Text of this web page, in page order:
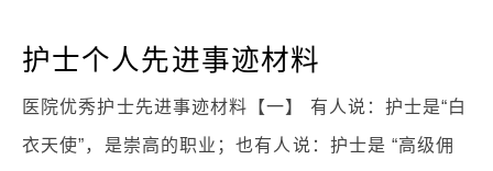
护士个人先进事迹材料
医院优秀护士先进事迹材料【一】 有人说：护士是“白
衣天使”，是崇高的职业；也有人说：护士是 “高级佣